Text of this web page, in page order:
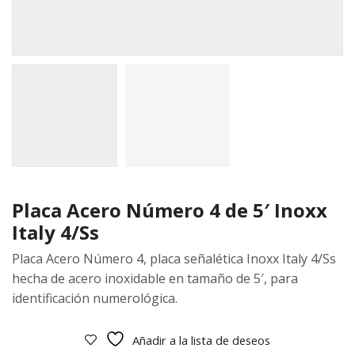
Placa Acero Número 4 de 5′ Inoxx
Italy 4/Ss
Placa Acero Número 4, placa señalética Inoxx Italy 4/Ss
hecha de acero inoxidable en tamaño de 5′, para
identificación numerológica.
Añadir a la lista de deseos